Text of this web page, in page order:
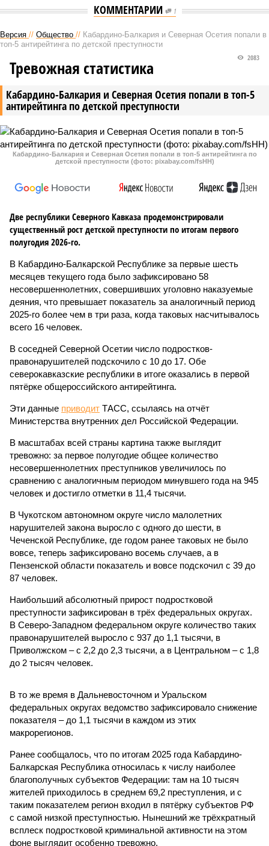
КОММЕНТАРИИ 1
Версия // Общество // Кабардино-Балкария и Северная Осетия попали в
топ-5 антирейтинга по детской преступности
Кабардино-Балкария и Северная Осетия попали в топ-5
антирейтинга по детской преступности
2083
Тревожная статистика
Кабардино-Балкария и Северная Осетия попали в топ-5 антирейтинга по
детской преступности (фото: pixabay.com/fsHH)
Две республики Северного Кавказа продемонстрировали
существенный рост детской преступности по итогам первого
полугодия 2026-го.
В Кабардино-Балкарской Республике за первые шесть
месяцев текущего года было зафиксировано 58
несовершеннолетних, совершивших уголовно наказуемые
деяния, что превышает показатель за аналогичный период
2025-го более чем в три раза, когда таковых насчитывалось
всего 16 человек.
В соседней Северной Осетии число подростков-
правонарушителей подскочило с 10 до 17. Обе
северокавказские республики в итоге оказались в первой
пятёрке общероссийского антирейтинга.
Эти данные приводит ТАСС, ссылаясь на отчёт
Министерства внутренних дел Российской Федерации.
В масштабах всей страны картина также выглядит
тревожно: за первое полугодие общее количество
несовершеннолетних преступников увеличилось по
сравнению с аналогичным периодом минувшего года на 945
человек и достигло отметки в 11,4 тысячи.
В Чукотском автономном округе число малолетних
нарушителей закона выросло с одного до шести, в
Чеченской Республике, где годом ранее таковых не было
вовсе, теперь зафиксировано восемь случаев, а в
Пензенской области показатель и вовсе подскочил с 39 до
87 человек.
Наибольший абсолютный прирост подростковой
преступности зафиксирован в трёх федеральных округах.
В Северо-Западном федеральном округе количество таких
правонарушителей выросло с 937 до 1,1 тысячи, в
Приволжском – с 2,2 до 2,3 тысячи, а в Центральном – с 1,8
до 2 тысяч человек.
В то же время в Дальневосточном и Уральском
федеральных округах ведомство зафиксировало снижение
показателя – до 1,1 тысячи в каждом из этих
макрорегионов.
Ранее сообщалось, что по итогам 2025 года Кабардино-
Балкарская Республика относилась к числу наиболее
благополучных субъектов Федерации: там на 10 тысяч
жителей приходилось в среднем 69,2 преступления, и с
таким показателем регион входил в пятёрку субъектов РФ
с самой низкой преступностью. Нынешний же трёхкратный
всплеск подростковой криминальной активности на этом
фоне выглядит особенно тревожно.